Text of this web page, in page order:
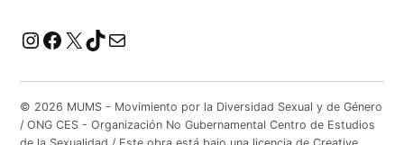
Instagram
Facebook
X TikTok
Correo electrónico
© 2026 MUMS - Movimiento por la Diversidad Sexual y de Género
/ ONG CES - Organización No Gubernamental Centro de Estudios